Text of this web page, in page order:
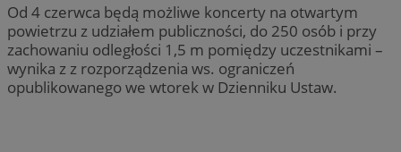
Od 4 czerwca będą możliwe koncerty na otwartym
powietrzu z udziałem publiczności, do 250 osób i przy
zachowaniu odległości 1,5 m pomiędzy uczestnikami –
wynika z z rozporządzenia ws. ograniczeń
opublikowanego we wtorek w Dzienniku Ustaw.